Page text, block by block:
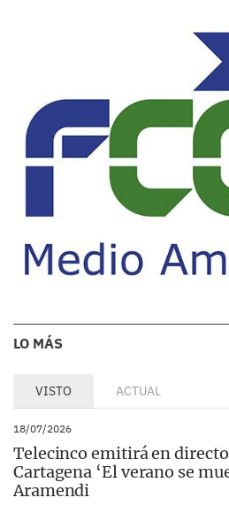
LO MÁS
VISTO ACTUAL
18/07/2026
Telecinco emitirá en
Cartagena ‘El verano se
Aramendi